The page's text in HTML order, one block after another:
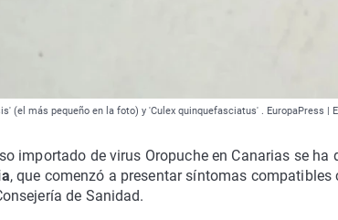
(el más pequeño en la foto) y 'Culex quinquefasciatus' . EuropaPress |
importado de virus Oropuche en Canarias se ha
, que comenzó a presentar síntomas
de Sanidad.